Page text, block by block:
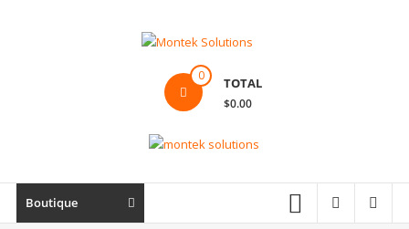
Ordinateur,
0 TOTAL
$0.00
Boutique